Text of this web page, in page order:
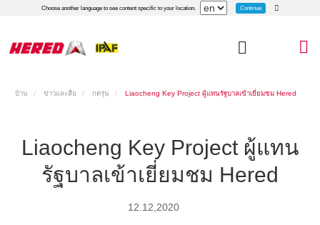
Choose another language to see content specific to your location. Continue
บ้าน ข่าวและสื่อ กดรุ่น Liaocheng Key Project ผู้แทนรัฐบาลเข้าเยี่ยมชม Hered
Liaocheng Key Project ผู้แทน
รัฐบาลเข้าเยี่ยมชม Hered
12.12,2020